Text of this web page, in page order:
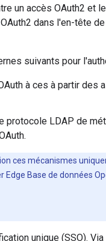
un accès OAuth2 et
dans l'en-tête
suivants pour
à ces à partir des
protocole LDAP de
ces mécanismes
Base de données
unique (SSO). Via